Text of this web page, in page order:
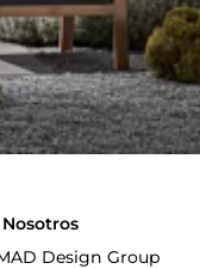
Design Group